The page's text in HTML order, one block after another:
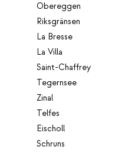
Obereggen
Riksgränsen
La Bresse
La Villa
Saint-Chaffrey
Tegernsee
Zinal
Telfes
Eischoll
Schruns